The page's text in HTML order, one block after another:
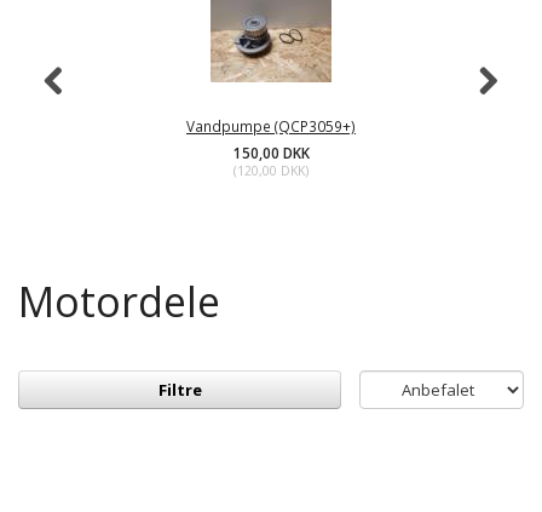
Vandpumpe (QCP3059+)
150,00 DKK
(120,00 DKK)
Motordele
Filtre